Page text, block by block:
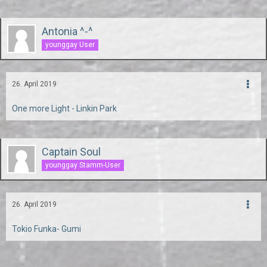
Antonia ^-^
younggay User
26. April 2019
One more Light - Linkin Park
Captain Soul
younggay Stamm-User
26. April 2019
Tokio Funka- Gumi